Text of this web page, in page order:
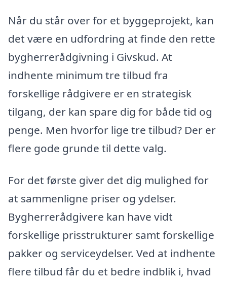
Når du står over for et byggeprojekt, kan
det være en udfordring at finde den rette
bygherrerådgivning i Givskud. At
indhente minimum tre tilbud fra
forskellige rådgivere er en strategisk
tilgang, der kan spare dig for både tid og
penge. Men hvorfor lige tre tilbud? Der er
flere gode grunde til dette valg.
For det første giver det dig mulighed for
at sammenligne priser og ydelser.
Bygherrerådgivere kan have vidt
forskellige prisstrukturer samt forskellige
pakker og serviceydelser. Ved at indhente
flere tilbud får du et bedre indblik i, hvad